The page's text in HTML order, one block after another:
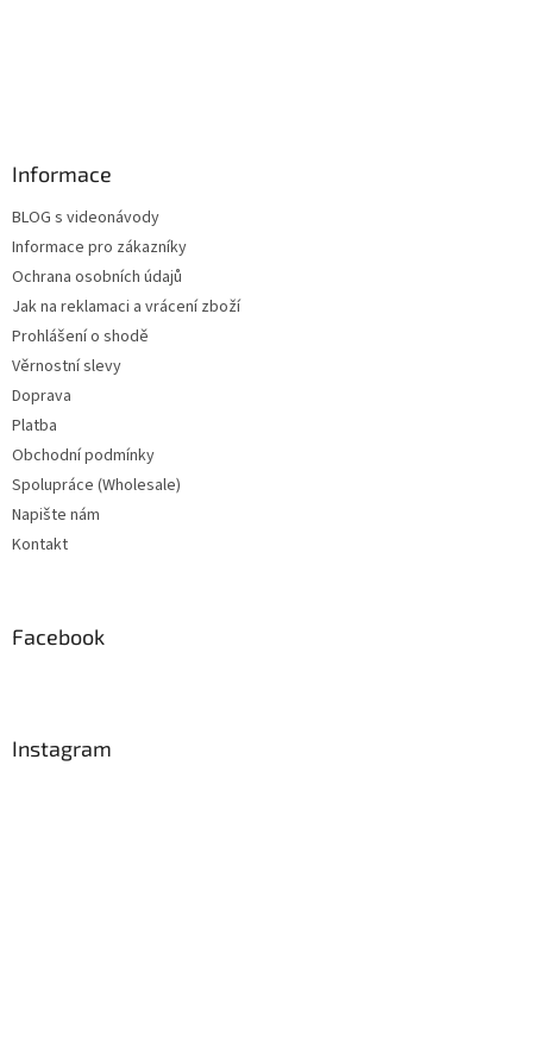
Informace
BLOG s videonávody
Informace pro zákazníky
Ochrana osobních údajů
Jak na reklamaci a vrácení zboží
Prohlášení o shodě
Věrnostní slevy
Doprava
Platba
Obchodní podmínky
Spolupráce (Wholesale)
Napište nám
Kontakt
Facebook
Instagram